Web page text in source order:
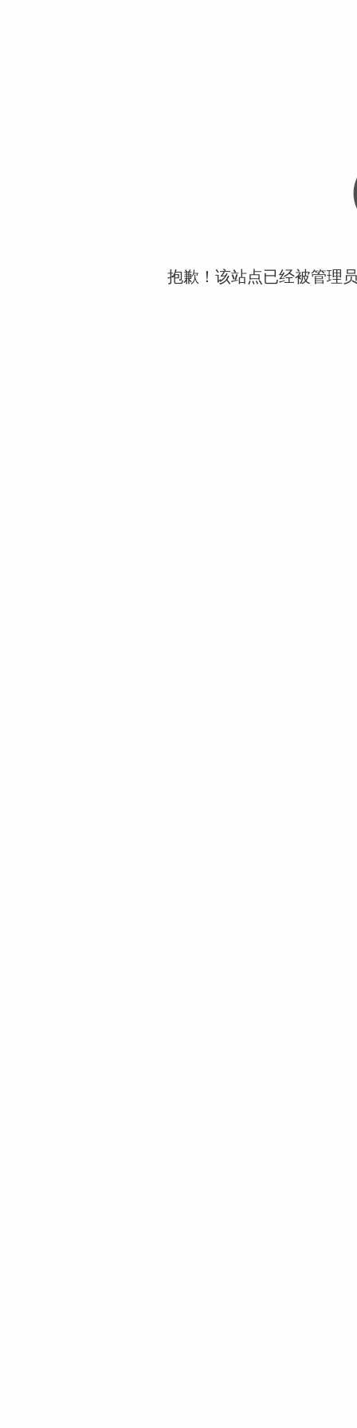
抱歉！该站点已经被管理